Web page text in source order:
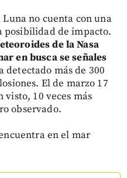
no cuenta con una
posibilidad de impacto.
de la Nasa
en busca se señales
detectado más de 300
El de marzo 17
10 veces más
observado.
en el mar